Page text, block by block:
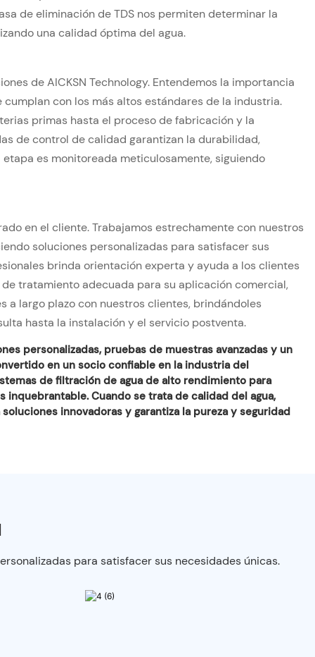
de eliminación de TDS nos permiten determinar la
una calidad óptima del agua.
de AICKSN Technology. Entendemos la importancia
con los más altos estándares de la industria.
primas hasta el proceso de fabricación y la
de control de calidad garantizan la durabilidad,
es monitoreada meticulosamente, siguiendo
en el cliente. Trabajamos estrechamente con nuestros
soluciones personalizadas para satisfacer sus
brinda orientación experta y ayuda a los clientes
tratamiento adecuada para su aplicación comercial,
a largo plazo con nuestros clientes, brindándoles
hasta la instalación y el servicio postventa.
personalizadas, pruebas de muestras avanzadas y un
en un socio confiable en la industria del
de filtración de agua de alto rendimiento para
Cuando se trata de calidad del agua,
innovadoras y garantiza la pureza y seguridad
para satisfacer sus necesidades únicas.